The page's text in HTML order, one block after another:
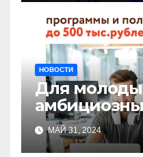
НОВОСТИ
Для
прием
бизнес-
МАЙ 31, 2024